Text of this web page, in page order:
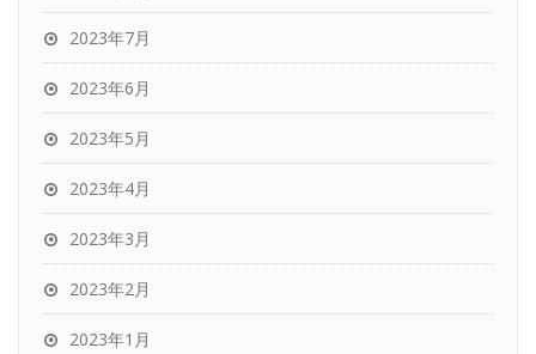
2023年7月
2023年6月
2023年5月
2023年4月
2023年3月
2023年2月
2023年1月